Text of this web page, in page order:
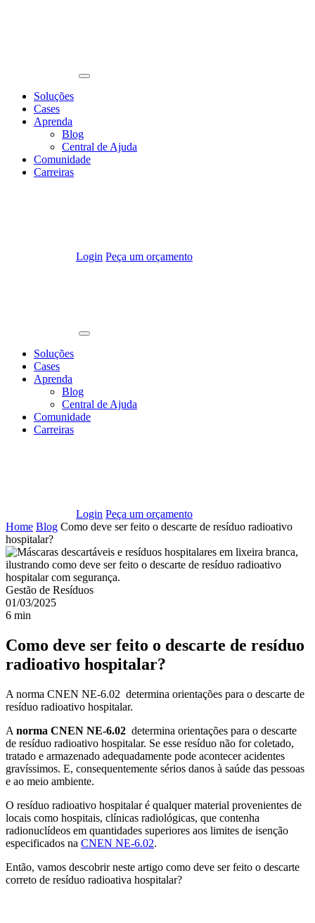
Soluções
Cases
Aprenda
Blog
Central de Ajuda
Comunidade
Carreiras
Login Peça um orçamento
Soluções
Cases
Aprenda
Blog
Central de Ajuda
Comunidade
Carreiras
Login Peça um orçamento
Home Blog Como deve ser feito o descarte de resíduo radioativo
hospitalar?
Gestão de Resíduos
01/03/2025
6 min
Como deve ser feito o descarte de resíduo
radioativo hospitalar?
A norma CNEN NE-6.02 determina orientações para o descarte de
resíduo radioativo hospitalar.
A norma CNEN NE-6.02 determina orientações para o descarte
de resíduo radioativo hospitalar. Se esse resíduo não for coletado,
tratado e armazenado adequadamente pode acontecer acidentes
gravíssimos. E, consequentemente sérios danos à saúde das pessoas
e ao meio ambiente.
O resíduo radioativo hospitalar é qualquer material provenientes de
locais como hospitais, clínicas radiológicas, que contenha
radionuclídeos em quantidades superiores aos limites de isenção
especificados na CNEN NE-6.02.
Então, vamos descobrir neste artigo como deve ser feito o descarte
correto de resíduo radioativa hospitalar?